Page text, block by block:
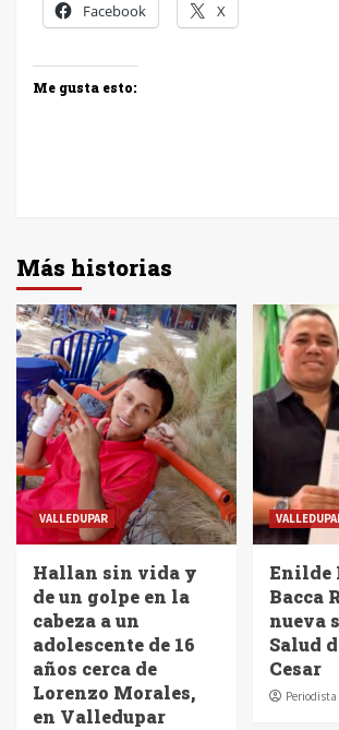
Facebook X
Me gusta esto:
Más historias
VALLEDUPAR
Hallan sin vida y
de un golpe en la
cabeza a un
adolescente de 16
años cerca de
Lorenzo Morales,
en Valledupar
Enilde
Bacca
nueva
Salud
Cesar
Periodista